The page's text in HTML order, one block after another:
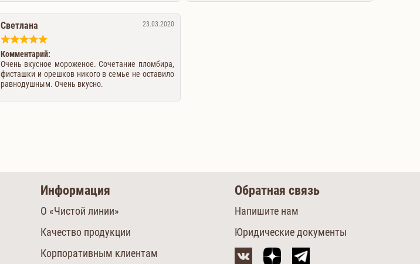
23.03.2020
Светлана
Комментарий:
Очень вкусное мороженое. Сочетание пломбира,
фисташки и орешков никого в семье не оставило
равнодушным. Очень вкусно.
Информация
О «Чистой линии»
Качество продукции
Корпоративным клиентам
Обратная связь
Напишите нам
Юридические документы